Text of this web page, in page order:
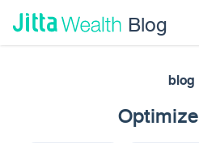
Skip to content - ข้ามไปที่เนื้อหา
Blog
ลงทุนอัตโนมัติ
blog
Optimize